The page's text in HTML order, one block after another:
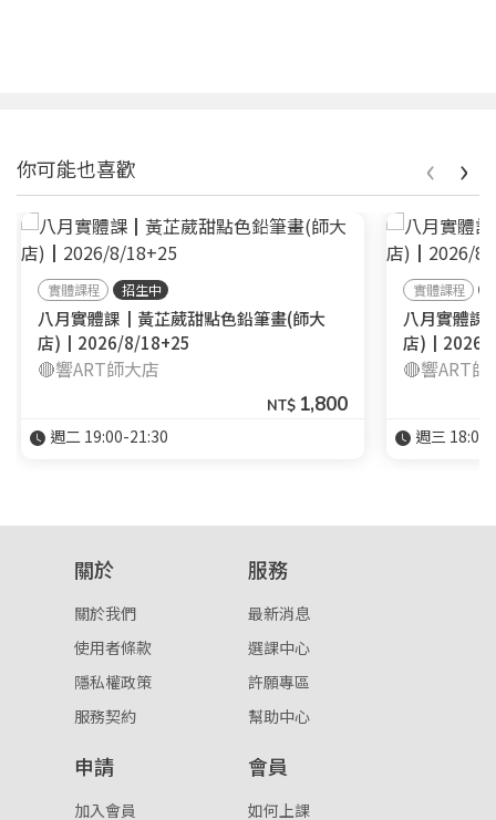
或 或
策。
你可能也喜歡
實體課程 招生中
八月實體課┃黃芷葳甜點色鉛筆畫(師大
店)┃2026/8/18+25
🔴響ART師大店
NT$ 1,800
週二 19:00-21:30
實體課程
八月實體課
店)┃2026/
🔴響ART師
週三
‹ ›
關於
關於我們
使用者條款
隱私權政策
服務契約
服務
最新消息
選課中心
許願專區
幫助中心
申請
加入會員
會員
如何上課